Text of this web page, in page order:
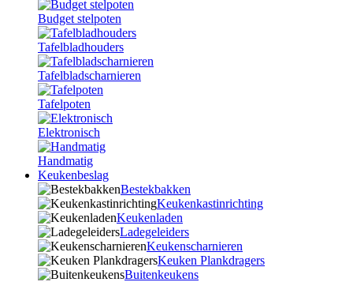
Budget stelpoten
Tafelbladhouders
Tafelbladscharnieren
Tafelpoten
Elektronisch
Handmatig
Keukenbeslag
Bestekbakken
Keukenkastinrichting
Keukenladen
Ladegeleiders
Keukenscharnieren
Keuken Plankdragers
Buitenkeukens